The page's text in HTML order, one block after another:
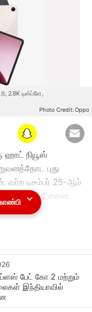
2.8K டிஸ்ப்ளே,
Photo Credit: Oppo
ஹாட் நியூஸ்
புது
வர்ற டிசம்பர் 25-ஆம்
இந்த போனை
அப்படியே சமீபத்துல
Pad Go 2)
பேட் கோ 2 மற்றும்
இந்தியாவில்